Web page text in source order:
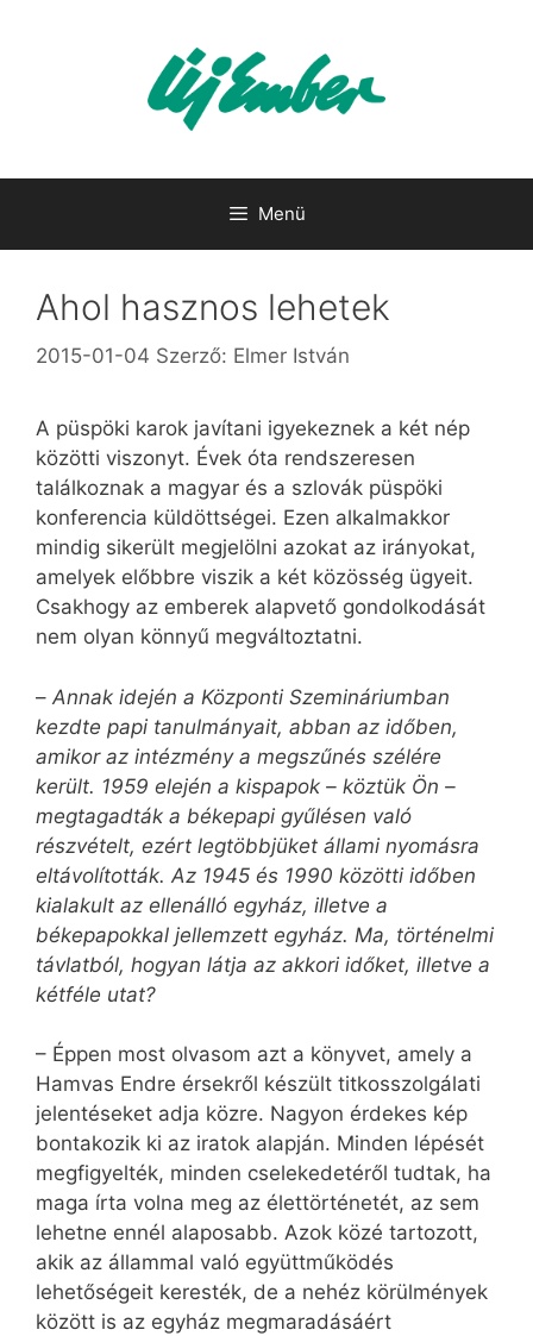
Menü
Ahol hasznos lehetek
2015-01-04 Szerző: Elmer István
A püspöki karok javítani igyekeznek a két nép
közötti viszonyt. Évek óta rendszeresen
találkoznak a magyar és a szlovák püspöki
konferencia küldöttségei. Ezen alkalmakkor
mindig sikerült megjelölni azokat az irányokat,
amelyek előbbre viszik a két közösség ügyeit.
Csakhogy az emberek alapvető gondolkodását
nem olyan könnyű megváltoztatni.
– Annak idején a Központi Szemináriumban
kezdte papi tanulmányait, abban az időben,
amikor az intézmény a megszűnés szélére
került. 1959 elején a kispapok – köztük Ön –
megtagadták a békepapi gyűlésen való
részvételt, ezért legtöbbjüket állami nyomásra
eltávolították. Az 1945 és 1990 közötti időben
kialakult az ellenálló egyház, illetve a
békepapokkal jellemzett egyház. Ma, történelmi
távlatból, hogyan látja az akkori időket, illetve a
kétféle utat?
– Éppen most olvasom azt a könyvet, amely a
Hamvas Endre érsekről készült titkosszolgálati
jelentéseket adja közre. Nagyon érdekes kép
bontakozik ki az iratok alapján. Minden lépését
megfigyelték, minden cselekedetéről tudtak, ha
maga írta volna meg az élettörténetét, az sem
lehetne ennél alaposabb. Azok közé tartozott,
akik az állammal való együttműködés
lehetőségeit keresték, de a nehéz körülmények
között is az egyház megmaradásáért